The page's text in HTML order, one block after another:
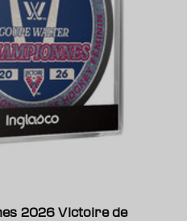
2026 Victoire de